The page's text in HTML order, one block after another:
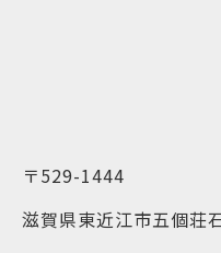
〒529-1444
滋賀県東近江市五個